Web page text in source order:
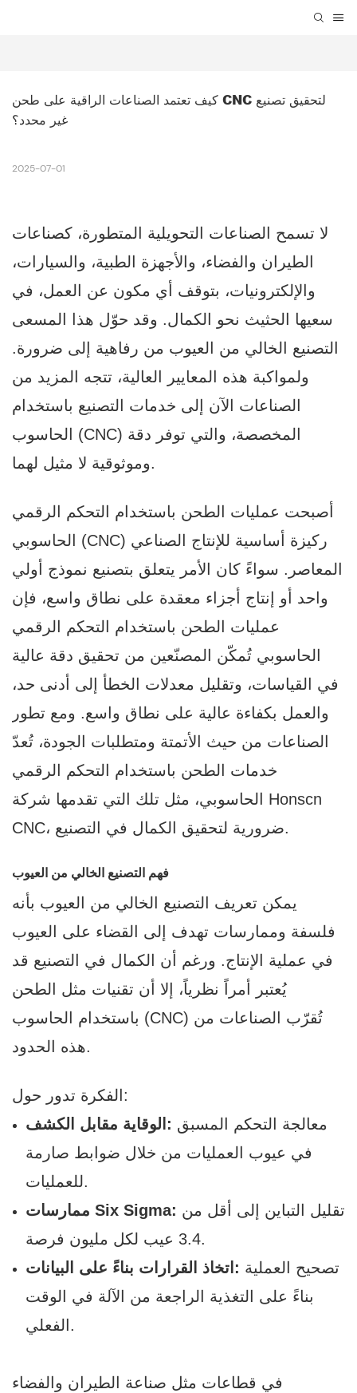
كيف تعتمد الصناعات الراقية على طحن CNC لتحقيق تصنيع
غير محدد؟
2025-07-01
لا تسمح الصناعات التحويلية المتطورة، كصناعات
الطيران والفضاء، والأجهزة الطبية، والسيارات،
والإلكترونيات، بتوقف أي مكون عن العمل، في
سعيها الحثيث نحو الكمال. وقد حوّل هذا المسعى
التصنيع الخالي من العيوب من رفاهية إلى ضرورة.
ولمواكبة هذه المعايير العالية، تتجه المزيد من
الصناعات الآن إلى خدمات التصنيع باستخدام
الحاسوب (CNC) المخصصة، والتي توفر دقة
وموثوقية لا مثيل لهما.
أصبحت عمليات الطحن باستخدام التحكم الرقمي
الحاسوبي (CNC) ركيزة أساسية للإنتاج الصناعي
المعاصر. سواءً كان الأمر يتعلق بتصنيع نموذج أولي
واحد أو إنتاج أجزاء معقدة على نطاق واسع، فإن
عمليات الطحن باستخدام التحكم الرقمي
الحاسوبي تُمكّن المصنّعين من تحقيق دقة عالية
في القياسات، وتقليل معدلات الخطأ إلى أدنى حد،
والعمل بكفاءة عالية على نطاق واسع. ومع تطور
الصناعات من حيث الأتمتة ومتطلبات الجودة، تُعدّ
خدمات الطحن باستخدام التحكم الرقمي
الحاسوبي، مثل تلك التي تقدمها شركة
Honscn
CNC، ضرورية لتحقيق الكمال في التصنيع.
فهم التصنيع الخالي من العيوب
يمكن تعريف التصنيع الخالي من العيوب بأنه
فلسفة وممارسات تهدف إلى القضاء على العيوب
في عملية الإنتاج. ورغم أن الكمال في التصنيع قد
يُعتبر أمراً نظرياً، إلا أن تقنيات مثل الطحن
باستخدام الحاسوب (CNC) تُقرّب الصناعات من
هذه الحدود.
الفكرة تدور حول:
الوقاية مقابل الكشف: معالجة التحكم المسبق
في عيوب العمليات من خلال ضوابط صارمة
للعمليات.
ممارسات Six Sigma: تقليل التباين إلى أقل من
3.4 عيب لكل مليون فرصة.
اتخاذ القرارات بناءً على البيانات: تصحيح العملية
بناءً على التغذية الراجعة من الآلة في الوقت
الفعلي.
في قطاعات مثل صناعة الطيران والفضاء